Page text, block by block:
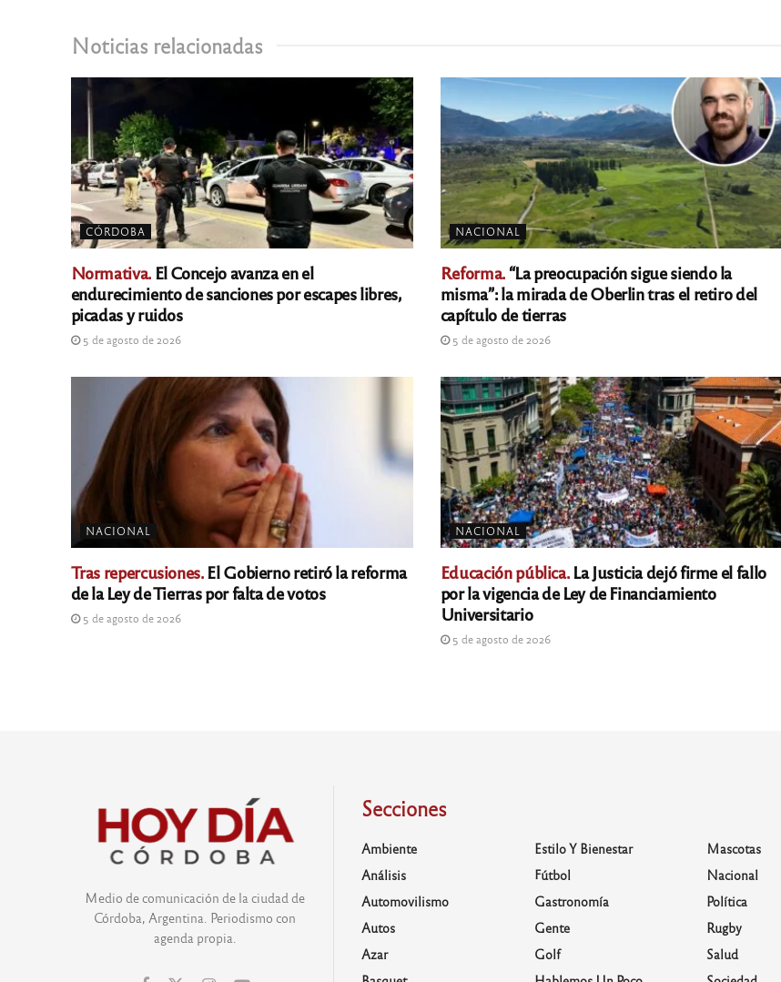
Noticias relacionadas
CÓRDOBA
Normativa.El Concejo avanza en el
endurecimiento de sanciones por escapes libres,
picadas y ruidos
5 de agosto de 2026
NACIONAL
Reforma.“La preocupación sigue siendo la
misma”: la mirada de Oberlin tras el retiro del
capítulo de tierras
5 de agosto de 2026
NACIONAL
Tras repercusiones.El Gobierno retiró la reforma
de la Ley de Tierras por falta de votos
5 de agosto de 2026
NACIONAL
Educación pública.La Justicia dejó firme el fallo
por la vigencia de Ley de Financiamiento
Universitario
5 de agosto de 2026
Medio de comunicación de la ciudad de
Córdoba, Argentina. Periodismo con
agenda propia.
Secciones
Ambiente
Análisis
Automovilismo
Autos
Azar
Estilo Y Bienestar
Fútbol
Gastronomía
Gente
Golf
Mascotas
Nacional
Política
Rugby
Salud